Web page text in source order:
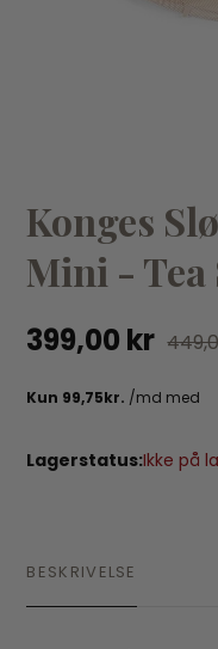
31/33 37/39
Name It
Name It - Strømper
Konges
Mini - Tea
399,00 kr
Lagerstatus:Ikke på
BESKRIVELSE